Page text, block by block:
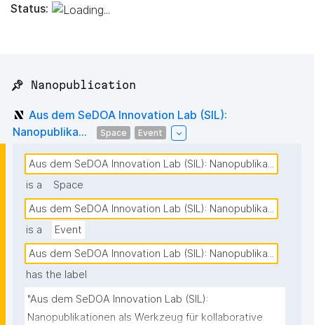
Status:
📌 Nanopublication
Aus dem SeDOA Innovation Lab (SIL):
Nanopublika...
Space Event
Aus dem SeDOA Innovation Lab (SIL): Nanopublika...
is a
Space
Aus dem SeDOA Innovation Lab (SIL): Nanopublika...
is a
Event
Aus dem SeDOA Innovation Lab (SIL): Nanopublika...
has the label
"Aus dem SeDOA Innovation Lab (SIL):
Nanopublikationen als Werkzeug für kollaborative